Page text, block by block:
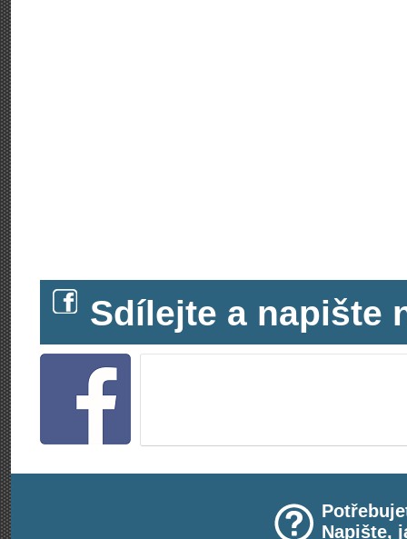
Sdílejte a napište
Napište,